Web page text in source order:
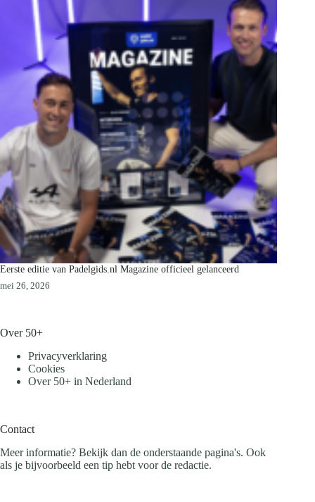
Eerste editie van Padelgids.nl Magazine officieel gelanceerd
mei 26, 2026
Over 50+
Privacyverklaring
Cookies
Over 50+ in Nederland
Contact
Meer informatie? Bekijk dan de onderstaande pagina's. Ook
als je bijvoorbeeld een tip hebt voor de redactie.